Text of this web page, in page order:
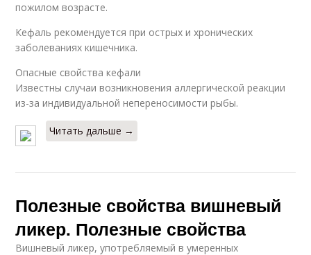
пожилом возрасте.
Кефаль рекомендуется при острых и хронических
заболеваниях кишечника.
Опасные свойства кефали
Известны случаи возникновения аллергической реакции
из-за индивидуальной непереносимости рыбы.
Читать дальше →
Полезные свойства вишневый
ликер. Полезные свойства
Вишневый ликер, употребляемый в умеренных